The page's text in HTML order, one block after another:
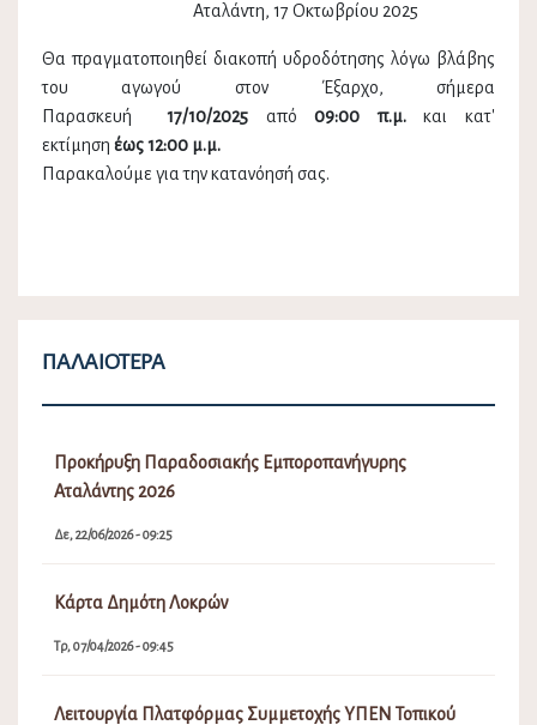
Αταλάντη, 17 Οκτωβρίου 2025
Θα πραγματοποιηθεί διακοπή υδροδότησης λόγω βλάβης
του αγωγού στον Έξαρχο, σήμερα
Παρασκευή
17/10/2025 από 09:00 π.μ.και
κατ'
εκτίμηση έως 12:00 μ.μ.
Παρακαλούμε για την κατανόησή σας.
ΠΑΛΑΙΌΤΕΡΑ
Προκήρυξη Παραδοσιακής Εμποροπανήγυρης
Αταλάντης 2026
Δε, 22/06/2026 - 09:25
Κάρτα Δημότη Λοκρών
Τρ, 07/04/2026 - 09:45
Λειτουργία Πλατφόρμας Συμμετοχής ΥΠΕΝ Τοπικού